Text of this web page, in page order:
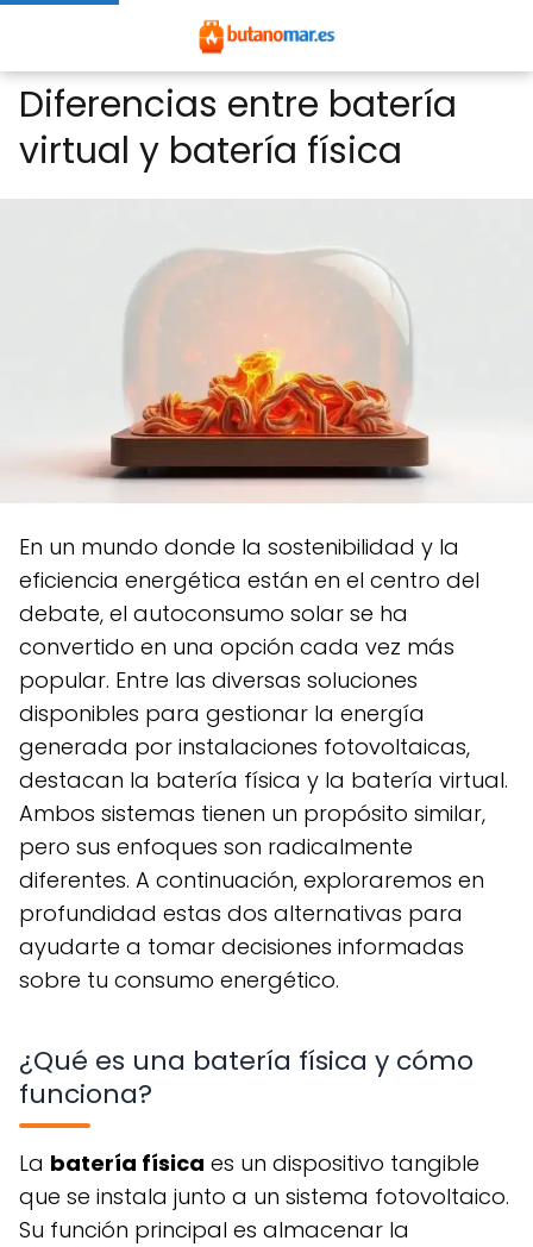
Diferencias entre batería
virtual y batería física
En un mundo donde la sostenibilidad y la
eficiencia energética están en el centro del
debate, el autoconsumo solar se ha
convertido en una opción cada vez más
popular. Entre las diversas soluciones
disponibles para gestionar la energía
generada por instalaciones fotovoltaicas,
destacan la batería física y la batería virtual.
Ambos sistemas tienen un propósito similar,
pero sus enfoques son radicalmente
diferentes. A continuación, exploraremos en
profundidad estas dos alternativas para
ayudarte a tomar decisiones informadas
sobre tu consumo energético.
¿Qué es una batería física y cómo
funciona?
La batería física es un dispositivo tangible
que se instala junto a un sistema fotovoltaico.
Su función principal es almacenar la